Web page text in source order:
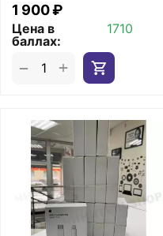
1 900₽
Цена в
баллах:
1710
+
−